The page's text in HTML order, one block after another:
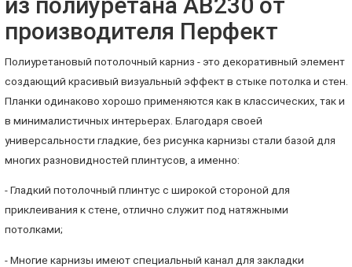
производителя Перфект
Полиуретановый потолочный карниз - это декоративный элемент
создающий красивый визуальный эффект в стыке потолка и стен.
Планки одинаково хорошо применяются как в классических, так и
в минималистичных интерьерах. Благодаря своей
универсальности гладкие, без рисунка карнизы стали базой для
многих разновидностей плинтусов, а именно:
- Гладкий потолочный плинтус с широкой стороной для
приклеивания к стене, отлично служит под натяжными
потолками;
- Многие карнизы имеют специальный канал для закладки